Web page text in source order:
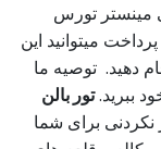
مینستر تورس
میتوانید این
دهید. توصیه ما
ببرید.تور بالن
نکردنی برای شما